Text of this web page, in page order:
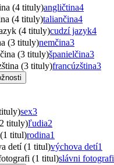
(4 tituly)angličtina4
(4 tituly)taliančina4
(4 tituly)cudzí jazyk4
(3 tituly)nemčina3
(3 tituly)španielčina3
(3 tituly)francúzština3
sex3
tituly)ľudia2
titul)rodina1
detí (1 titul)výchova detí1
(1 titul)slávni fotografi